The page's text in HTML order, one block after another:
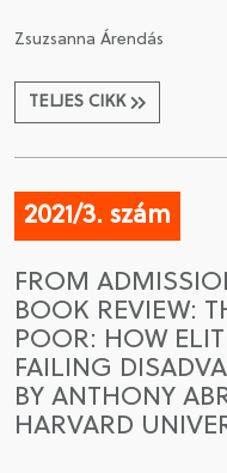
Zsuzsanna Árendás
TELJES CIKK
2021/3. szám
FROM
BOOK REVIEW:
POOR: HOW
FAILING
BY ANTHONY
HARVARD